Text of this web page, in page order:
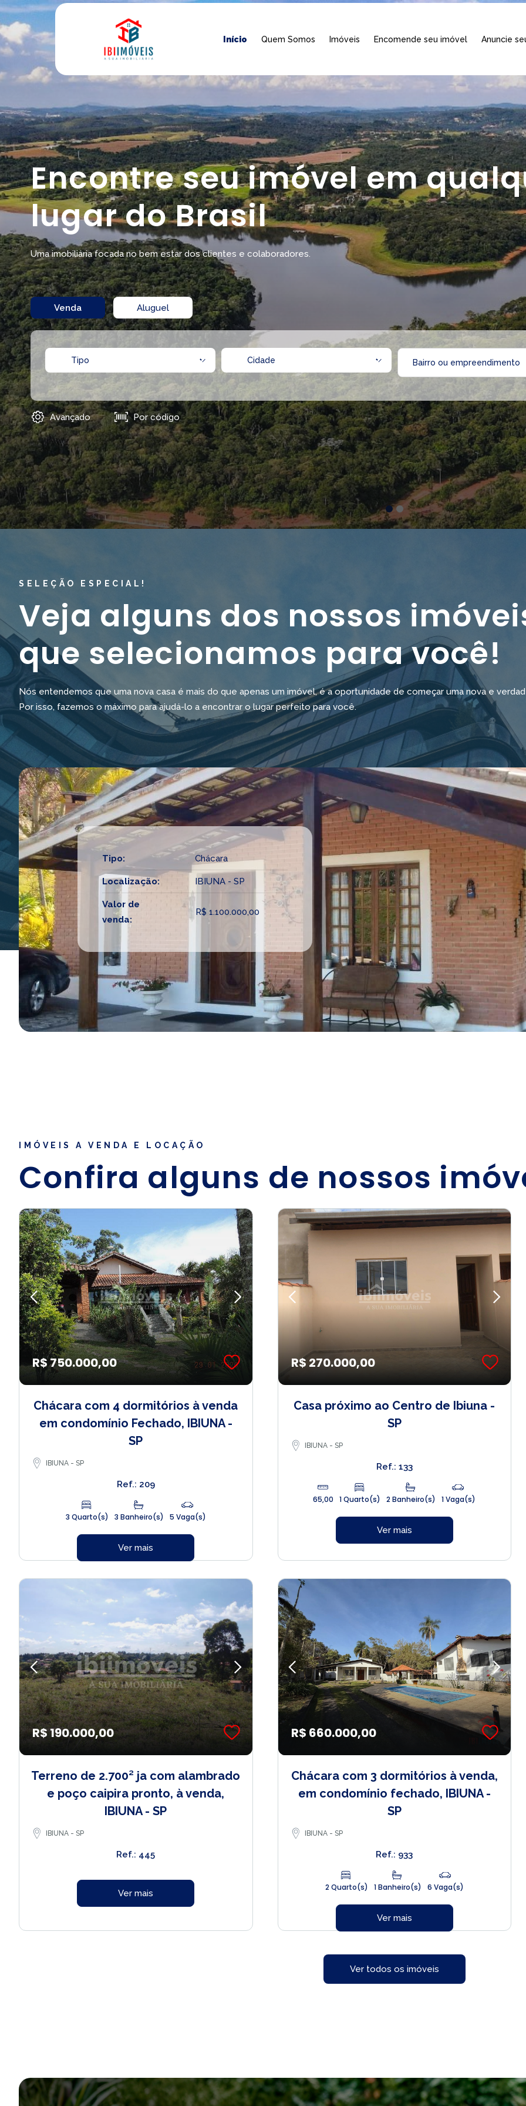
Início Quem Somos Imóveis Encomende seu imóvel Anuncie
Encontre seu imóvel em
lugar do Brasil
Uma imobiliária focada no bem estar dos clientes e colaboradores.
Venda Aluguel
Avançado Por código
SELEÇÃO ESPECIAL!
Veja alguns dos nossos
que selecionamos para você!
Nós entendemos que uma nova casa é mais do que apenas um imóvel, é a oportunidade de começar uma nova e
Por isso, fazemos o máximo para ajudá-lo a encontrar o lugar perfeito para você.
Tipo: Chácara
Localização: IBIUNA - SP
Valor de
venda:
R$ 1.100.000,00
IMÓVEIS A VENDA E LOCAÇÃO
Confira alguns de nossos
R$ 750.000,00
Chácara com 4 dormitórios à venda
em condomínio Fechado, IBIUNA -
SP
IBIUNA - SP
Ref.: 209
3 Quarto(s) 3 Banheiro(s) 5 Vaga(s)
Ver mais
R$ 270.000,00
Casa próximo ao Centro de Ibiuna -
SP
IBIUNA - SP
Ref.: 133
65,00 1 Quarto(s) 2 Banheiro(s) 1 Vaga(s)
Ver mais
R$ 190.000,00
Terreno de 2.700² ja com alambrado
e poço caipira pronto, à venda,
IBIUNA - SP
IBIUNA - SP
Ref.: 445
Ver mais
R$ 660.000,00
Chácara com 3 dormitórios à venda,
em condomínio fechado, IBIUNA -
SP
IBIUNA - SP
Ref.: 933
2 Quarto(s) 1 Banheiro(s) 6 Vaga(s)
Ver mais
Ver todos os imóveis